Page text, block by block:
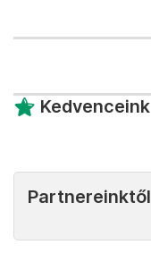
Kedvenceink
Partnereinktől